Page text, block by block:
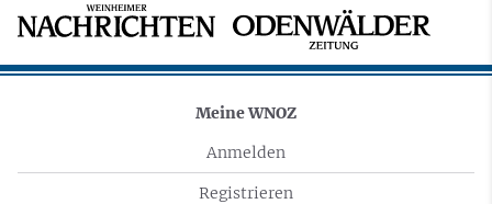
Meine WNOZ
Anmelden
Registrieren